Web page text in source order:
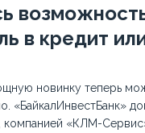
в кредит
новинку теперь
«БайкалИнвестБанк»
компанией «КЛМ-